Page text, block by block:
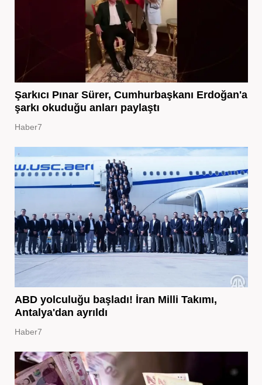
Şarkıcı Pınar Sürer, Cumhurbaşkanı Erdoğan'a
şarkı okuduğu anları paylaştı
Haber7
ABD yolculuğu başladı! İran Milli Takımı,
Antalya'dan ayrıldı
Haber7